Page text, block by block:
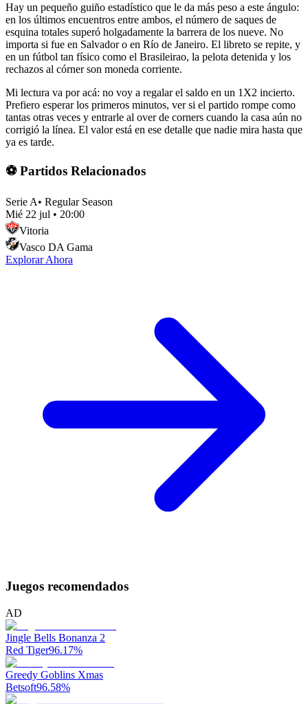
Hay un pequeño guiño estadístico que le da más peso a este ángulo:
en los últimos encuentros entre ambos, el número de saques de
esquina totales superó holgadamente la barrera de los nueve. No
importa si fue en Salvador o en Río de Janeiro. El libreto se repite, y
en un fútbol tan físico como el Brasileirao, la pelota detenida y los
rechazos al córner son moneda corriente.
Mi lectura va por acá: no voy a regalar el saldo en un 1X2 incierto.
Prefiero esperar los primeros minutos, ver si el partido rompe como
tantas otras veces y entrarle al over de corners cuando la casa aún no
corrigió la línea. El valor está en ese detalle que nadie mira hasta que
ya es tarde.
⚽ Partidos Relacionados
Serie A• Regular Season
Mié 22 jul • 20:00
Vitoria
Vasco DA Gama
Explorar Ahora
Juegos recomendados
AD
Jingle Bells Bonanza 2
Red Tiger96.17%
Greedy Goblins Xmas
Betsoft96.58%